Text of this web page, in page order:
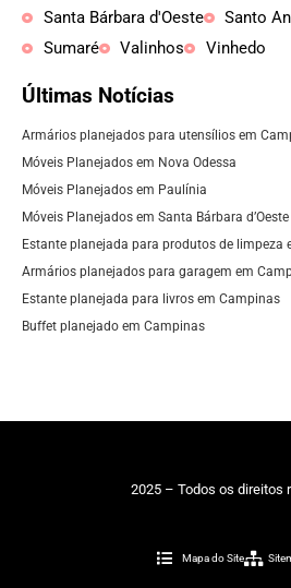
Santa Bárbara d'Oeste
Santo
Sumaré
Valinhos Vinhedo
Últimas Notícias
Armários planejados para utensílios em
Móveis Planejados em Nova Odessa
Móveis Planejados em Paulínia
Móveis Planejados em Santa Bárbara d’Oeste
Estante planejada para produtos de limpeza
Armários planejados para garagem em
Estante planejada para livros em Campinas
Buffet planejado em Campinas
2025 – Todos os direitos
Mapa do Site